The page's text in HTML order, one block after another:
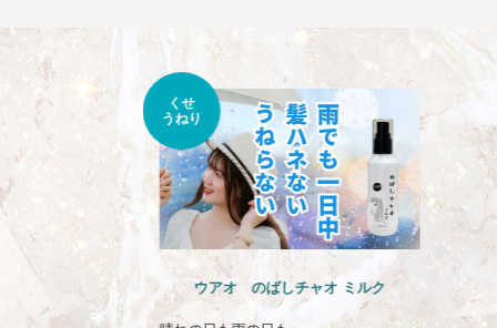
くせ
うねり
ウアオ のばしチャオ ミルク